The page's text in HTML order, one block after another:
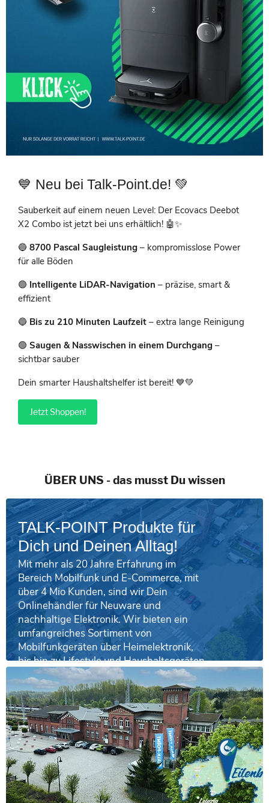
💙 Neu bei Talk-Point.de! 💚
Sauberkeit auf einem neuen Level: Der Ecovacs Deebot
X2 Combo ist jetzt bei uns erhältlich! 🤖✨
🔵 8700 Pascal Saugleistung – kompromisslose Power
für alle Böden
🟢 Intelligente LiDAR-Navigation – präzise, smart &
effizient
🔵 Bis zu 210 Minuten Laufzeit – extra lange Reinigung
🟢 Saugen & Nasswischen in einem Durchgang –
sichtbar sauber
Dein smarter Haushaltshelfer ist bereit! 💙💚
Jetzt Shoppen!
ÜBER UNS - das musst Du wissen
TALK-POINT Produkte für
Dich und Deinen Alltag!
Mit mehr als 20 Jahre Erfahrung im
Bereich Mobilfunk und E-Commerce, mit
über 4 Mio Kunden, sind wir Dein
Onlinehändler für Neuware und
nachhaltige Elektronik. Wir bieten ein
umfangreiches Sortiment von
Mobilfunkgeräten über Heimelektronik,
bis hin zu Lifestyle und Haushaltsgeräten
namhafter Hersteller. Erneuerte Technik
mit dem Anspruch Qualität auf dem
Niveau von Neuware nachhaltig und fair
anzubieten: wie neu, nur eben besser!